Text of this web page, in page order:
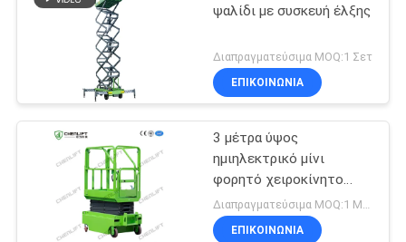
ψαλίδι με συσκευή έλξης
Διαπραγματεύσιμα MOQ:1 Σετ
ΕΠΙΚΟΙΝΩΝΙΑ
3 μέτρα ύψος
ημιηλεκτρικό μίνι
φορητό χειροκίνητο
ανυψωτικό ψαλίδι για
αποθήκη
ΕΠΙΚΟΙΝΩΝΙΑ